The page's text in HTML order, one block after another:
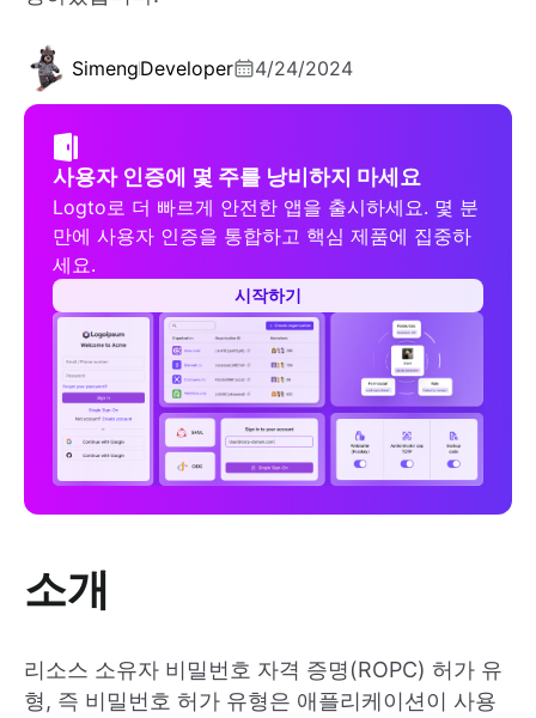
SimengDeveloper 4/24/2024
사용자 인증에 몇 주를 낭비하지 마세요
Logto로 더 빠르게 안전한 앱을 출시하세요. 몇 분
만에 사용자 인증을 통합하고 핵심 제품에 집중하
세요.
시작하기
소개
리소스 소유자 비밀번호 자격 증명(ROPC) 허가 유
형, 즉 비밀번호 허가 유형은 애플리케이션이 사용